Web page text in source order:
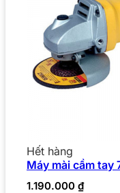
Hết hàng
Máy mài cầm tay
1.190.000 ₫